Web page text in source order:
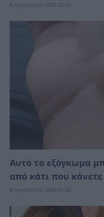
8 Αυγούστου 2026 02:18
Αυτό το εξόγκωμα
από κάτι που
8 Αυγούστου 2026 01:28